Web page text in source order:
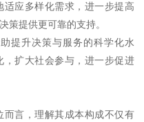
应多样化需求，进一步提高
策提供更可靠的支持。
提升决策与服务的科学化水
扩大社会参与，进一步促进
而言，理解其成本构成不仅有